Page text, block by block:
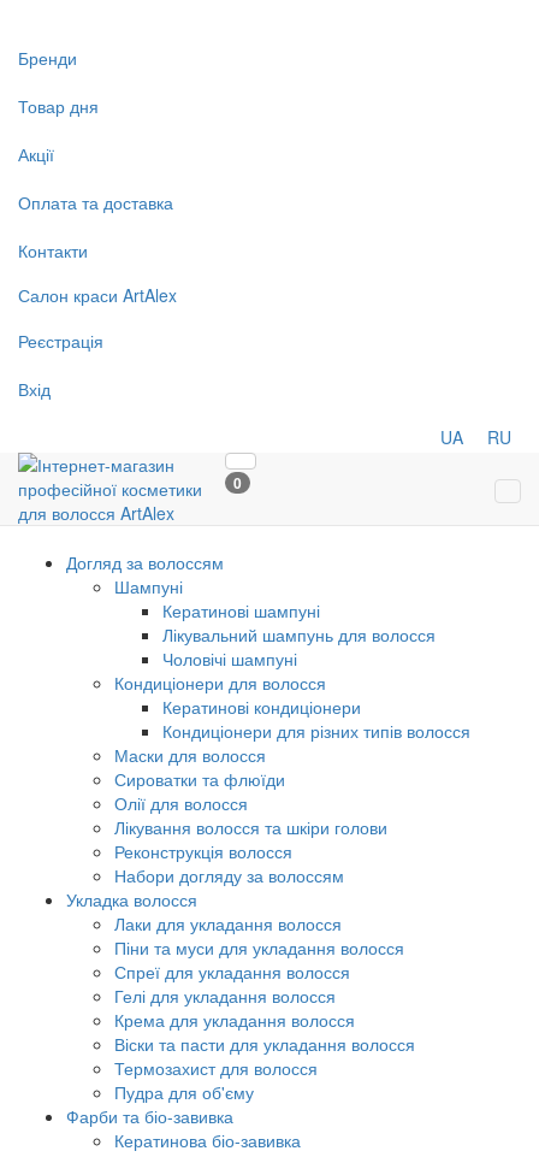
Бренди
Товар дня
Акції
Оплата та доставка
Контакти
Салон краси ArtAlex
Реєстрація
Вхід
UA RU
0
Догляд за волоссям
Шампуні
Кератинові шампуні
Лікувальний шампунь для волосся
Чоловічі шампуні
Кондиціонери для волосся
Кератинові кондиціонери
Кондиціонери для різних типів волосся
Маски для волосся
Сироватки та флюїди
Олії для волосся
Лікування волосся та шкіри голови
Реконструкція волосся
Набори догляду за волоссям
Укладка волосся
Лаки для укладання волосся
Піни та муси для укладання волосся
Спреї для укладання волосся
Гелі для укладання волосся
Крема для укладання волосся
Віски та пасти для укладання волосся
Термозахист для волосся
Пудра для об'єму
Фарби та біо-завивка
Кератинова біо-завивка